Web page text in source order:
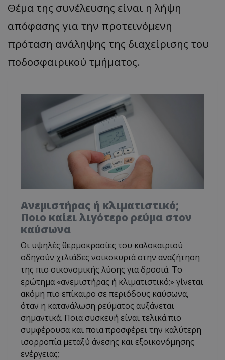
Θέμα της συνέλευσης είναι η λήψη
απόφασης για την προτεινόμενη
πρόταση ανάληψης της διαχείρισης του
ποδοσφαιρικού τμήματος.
Ανεμιστήρας ή κλιματιστικό;
Ποιο καίει λιγότερο ρεύμα στον
καύσωνα
Οι υψηλές θερμοκρασίες του καλοκαιριού
οδηγούν χιλιάδες νοικοκυριά στην αναζήτηση
της πιο οικονομικής λύσης για δροσιά. Το
ερώτημα «ανεμιστήρας ή κλιματιστικό;» γίνεται
ακόμη πιο επίκαιρο σε περιόδους καύσωνα,
όταν η κατανάλωση ρεύματος αυξάνεται
σημαντικά. Ποια συσκευή είναι τελικά πιο
συμφέρουσα και ποια προσφέρει την καλύτερη
ισορροπία μεταξύ άνεσης και εξοικονόμησης
ενέργειας;